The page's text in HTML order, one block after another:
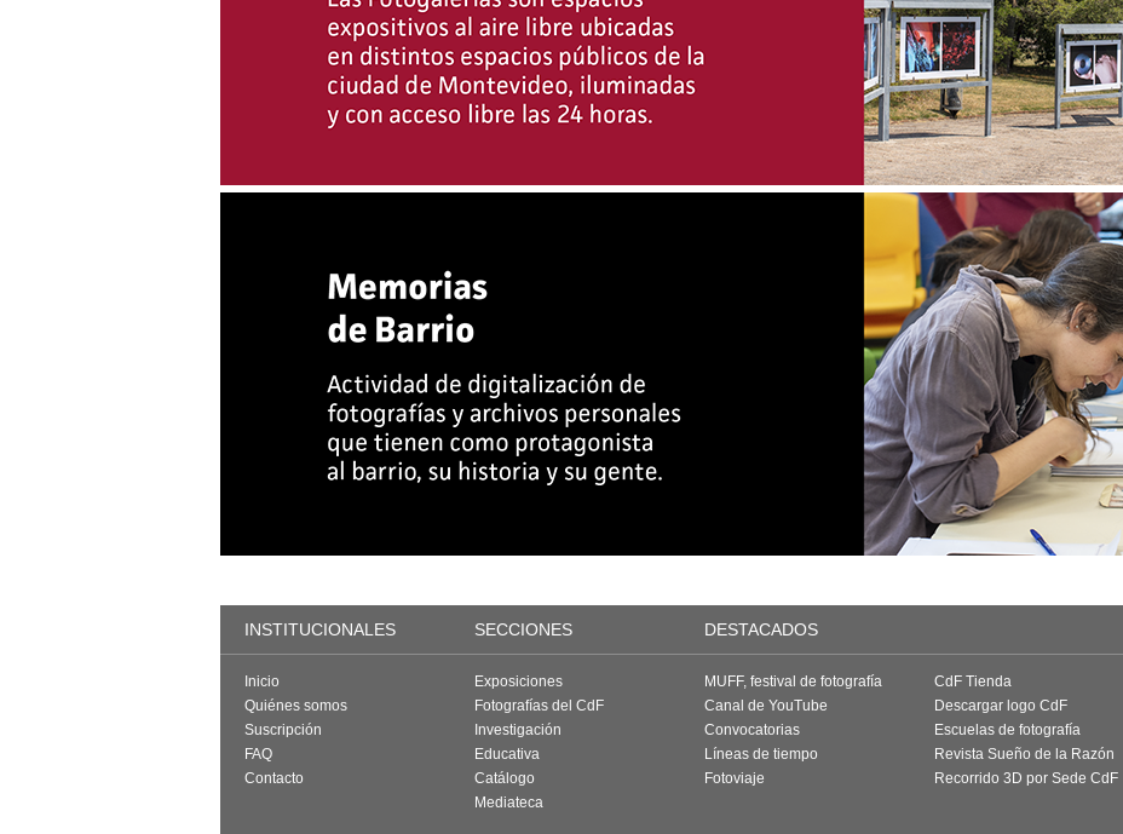
INSTITUCIONALES SECCIONES DESTACADOS
Inicio
Quiénes somos
Suscripción
FAQ
Contacto
Exposiciones
Fotografías del CdF
Investigación
Educativa
Catálogo
Mediateca
MUFF, festival de fotografía
Canal de YouTube
Convocatorias
Líneas de tiempo
Fotoviaje
CdF Tienda
Descargar logo CdF
Escuelas de fotografía
Revista Sueño de la Razón
Recorrido 3D por Sede CdF